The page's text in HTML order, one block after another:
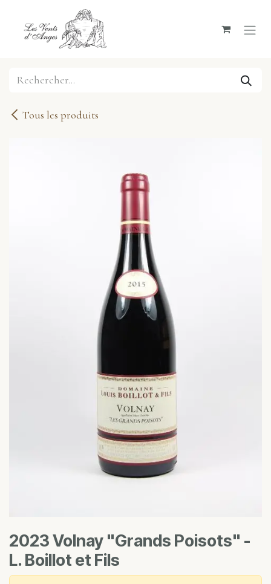
Se rendre au contenu
Tous les produits
2023 Volnay "Grands Poisots" -
L. Boillot et Fils